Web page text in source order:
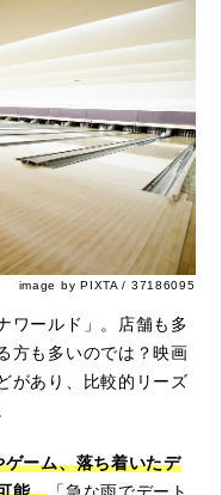
image by PIXTA / 37186095
ワールド」。店舗も多
方も多いのでは？映画
があり、比較的リーズ
ーム、落ち着いたデ